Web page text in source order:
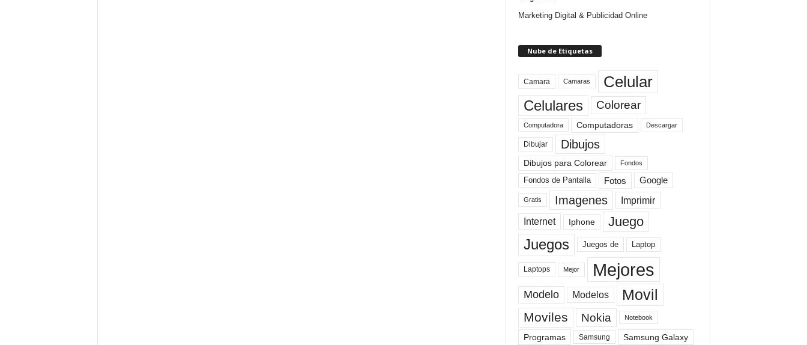
Marketing Digital & Publicidad Online
Nube de Etiquetas
Camara Camaras Celular
Celulares Colorear
Computadora Computadoras Descargar
Dibujar Dibujos
Dibujos para Colorear Fondos
Fondos de Pantalla Fotos Google
Gratis Imagenes Imprimir
Internet Iphone Juego
Juegos Juegos de Laptop
Laptops Mejor Mejores
Modelo Modelos Movil
Moviles Nokia Notebook
Programas Samsung Samsung Galaxy